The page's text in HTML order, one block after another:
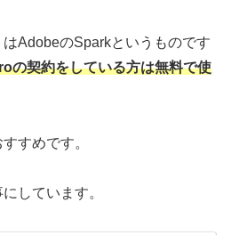
AdobeのSparkというものです
の契約をしている方は無料で使
すめです。
しています。